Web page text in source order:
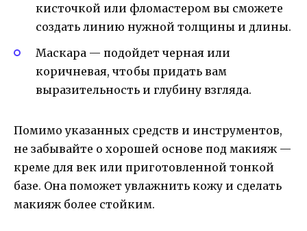
кисточкой или фломастером вы сможете
создать линию нужной толщины и длины.
Маскара — подойдет черная или
коричневая, чтобы придать вам
выразительность и глубину взгляда.
Помимо указанных средств и инструментов,
не забывайте о хорошей основе под макияж —
креме для век или приготовленной тонкой
базе. Она поможет увлажнить кожу и сделать
макияж более стойким.